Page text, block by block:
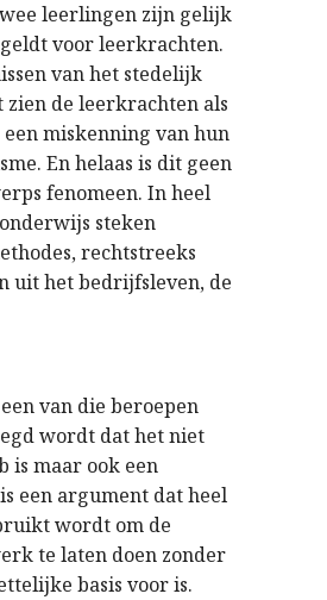
leerlingen zijn gelijk
voor leerkrachten.
van het stedelijk
zien de leerkrachten als
een miskenning van hun
En helaas is dit geen
fenomeen. In heel
steken
rechtstreeks
uit het bedrijfsleven, de
van die beroepen
wordt dat het niet
is maar ook een
een argument dat heel
wordt om de
te laten doen zonder
basis voor is.